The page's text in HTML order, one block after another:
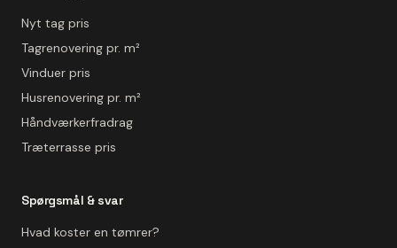
Nyt tag pris
Tagrenovering pr. m²
Vinduer pris
Husrenovering pr. m²
Håndværkerfradrag
Træterrasse pris
Spørgsmål & svar
Hvad koster en tømrer?